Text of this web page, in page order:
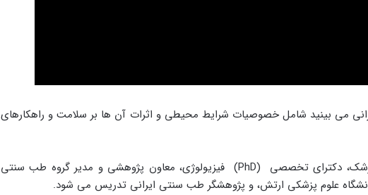
می بینید شامل خصوصیات شرایط محیطی و اثرات آن ها بر سلامت و راهکارهای
این دوره توسط دکتر سید مهدی میرغضنفری، پزشک، دکترای تخصصی (PhD) فیزیولوژی، معاون پژوهشی و مدير گروه طب سنتی
علوم پزشکی ارتش، و پژوهشگر طب سنتی ایرانی تدریس می شود.